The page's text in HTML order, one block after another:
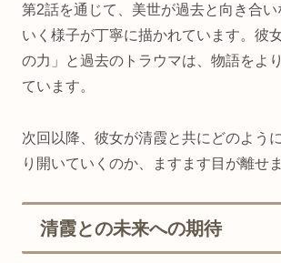
第2話を通じて、美世が過去と向き合い
いく様子が丁寧に描かれています。彼
の力」と過去のトラウマは、物語をよ
ています。
次回以降、彼女が清霞と共にどのよう
り開いていくのか、ますます目が離せま
清霞との未来への期待